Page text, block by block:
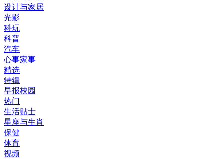
设计与家居
光影
科玩
科普
汽车
心事家事
精选
特辑
早报校园
热门
生活贴士
星座与生肖
保健
体育
视频